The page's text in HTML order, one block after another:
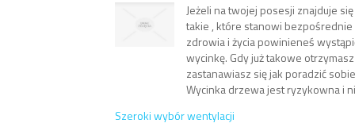
Jeżeli na twojej posesji znajduje
takie , które stanowi
zdrowia i życia powinieneś
wycinkę. Gdy już takowe
zastanawiasz się jak poradzić
Wycinka drzewa jest ryzykowna i
Szeroki wybór wentylacji